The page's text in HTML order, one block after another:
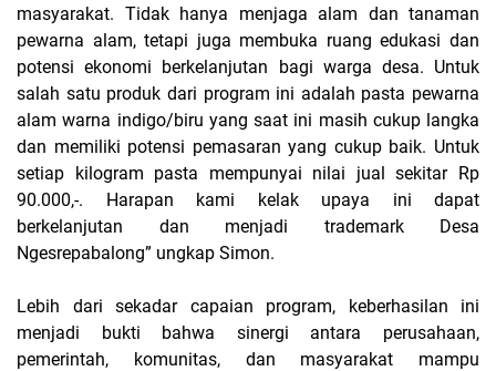
masyarakat. Tidak hanya menjaga alam dan tanaman
pewarna alam, tetapi juga membuka ruang edukasi dan
potensi ekonomi berkelanjutan bagi warga desa. Untuk
salah satu produk dari program ini adalah pasta pewarna
alam warna indigo/biru yang saat ini masih cukup langka
dan memiliki potensi pemasaran yang cukup baik. Untuk
setiap kilogram pasta mempunyai nilai jual sekitar Rp
90.000,-. Harapan kami kelak upaya ini dapat
berkelanjutan dan menjadi trademark Desa
Ngesrepabalong” ungkap Simon.
Lebih dari sekadar capaian program, keberhasilan ini
menjadi bukti bahwa sinergi antara perusahaan,
pemerintah, komunitas, dan masyarakat mampu